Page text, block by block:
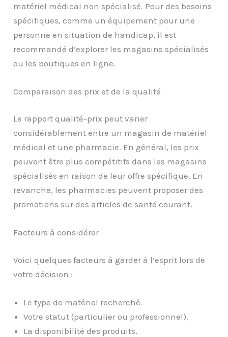
matériel médical non spécialisé. Pour des besoins
spécifiques, comme un équipement pour une
personne en situation de handicap, il est
recommandé d’explorer les magasins spécialisés
ou les boutiques en ligne.
Comparaison des prix et de la qualité
Le rapport qualité-prix peut varier
considérablement entre un magasin de matériel
médical et une pharmacie. En général, les prix
peuvent être plus compétitifs dans les magasins
spécialisés en raison de leur offre spécifique. En
revanche, les pharmacies peuvent proposer des
promotions sur des articles de santé courant.
Facteurs à considérer
Voici quelques facteurs à garder à l’esprit lors de
votre décision :
Le type de matériel recherché.
Votre statut (particulier ou professionnel).
La disponibilité des produits.